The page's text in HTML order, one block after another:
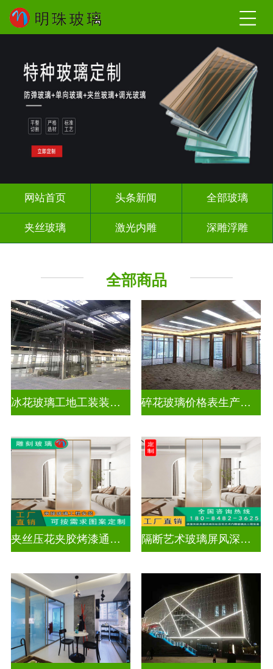
网站首页 头条新闻 全部玻璃
夹丝玻璃 激光内雕 深雕浮雕
千 层 镜
全部商品
冰花玻璃工地工装装饰玻璃 碎花玻璃价格表生产电话
夹丝压花夹胶烤漆通电深雕浮雕玻璃 隔断艺术玻璃屏风深雕浮雕玻璃